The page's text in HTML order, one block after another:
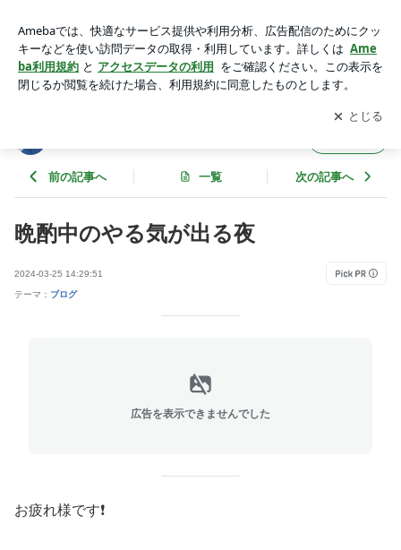
アプリをダウンロードして ブログの更新通知
を受け取りまし
ょう。
開く
前の記事へ 一覧 次の記事へ
晩酌中のやる気が出る夜
2024-03-25 14:29:51
テーマ： ブログ
広告を表示できませんでした
お疲れ様です❗️